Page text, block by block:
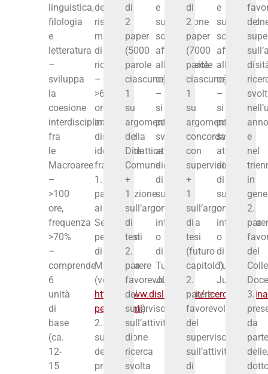
linguistica,
filologia
e
letteratura
–
sviluppa
la
coesione
interdisciplinare
fra
le
Macroaree
–
>100
ore,
frequenza
>70%
–
comprende
6
unità
di
base
(ca.
12-
15
della
rispettiva
materia
di
ricerca
–
>60
ore
annuali,
distribuite
idealmente
fra:
1.
partecipazione
ai
Seminari
permanenti
di
Macroarea
(vedi
https://www.disll.unipd.it/ricerca/
permanenti)
2.
supervisione
del
progetto
di
2
paper
(5000
parole
ciascuno):
1
su
argomento
della
Didattica
Comune
+
1
sull’argomento
di
tesi
2.
parere
favorevole
del
supervisore
sull’attività
di
ricerca
svolta
e
supervisione
sono
affidati
all’Università
ospite
–
si
può
svolgere
attività
didattica
di
supporto
o
integrativa
o
di
Tutor
Junior
di
2
paper
(7000
parole
ciascuno):
1
su
argomento
concordato
con
supervisore
+
1
sull’argomento
di
tesi
(futuro
capitolo)
2.
parere
favorevole
del
supervisore
sull’attività
di
e
sono
affidati
ospite
–
si
può
svolgere
attività
didattica
di
supporto
o
integrativa
o
di
Tutor
Junior
del
di
anno
e
nel
in
2.
del
3.
da
parte